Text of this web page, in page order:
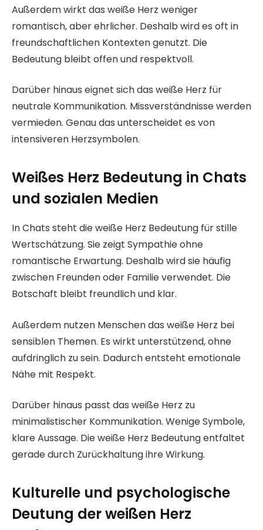
Außerdem wirkt das weiße Herz weniger
romantisch, aber ehrlicher. Deshalb wird es oft in
freundschaftlichen Kontexten genutzt. Die
Bedeutung bleibt offen und respektvoll.
Darüber hinaus eignet sich das weiße Herz für
neutrale Kommunikation. Missverständnisse werden
vermieden. Genau das unterscheidet es von
intensiveren Herzsymbolen.
Weißes Herz Bedeutung in Chats
und sozialen Medien
In Chats steht die weiße Herz Bedeutung für stille
Wertschätzung. Sie zeigt Sympathie ohne
romantische Erwartung. Deshalb wird sie häufig
zwischen Freunden oder Familie verwendet. Die
Botschaft bleibt freundlich und klar.
Außerdem nutzen Menschen das weiße Herz bei
sensiblen Themen. Es wirkt unterstützend, ohne
aufdringlich zu sein. Dadurch entsteht emotionale
Nähe mit Respekt.
Darüber hinaus passt das weiße Herz zu
minimalistischer Kommunikation. Wenige Symbole,
klare Aussage. Die weiße Herz Bedeutung entfaltet
gerade durch Zurückhaltung ihre Wirkung.
Kulturelle und psychologische
Deutung der weißen Herz